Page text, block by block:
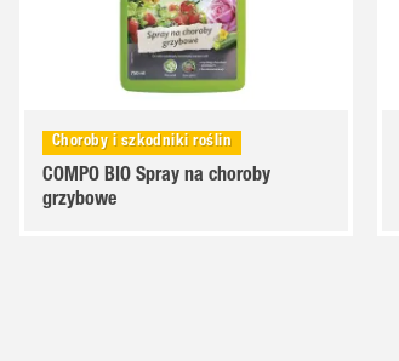
Choroby i szkodniki roślin
COMPO BIO Spray na choroby
grzybowe